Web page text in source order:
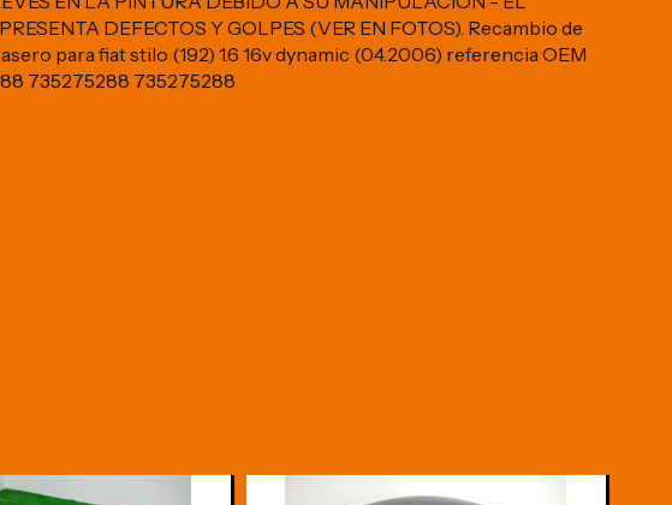
DEFECTOS Y GOLPES (VER EN FOTOS). Recambio de
para fiat stilo (192) 1.6 16v dynamic (04.2006) referencia OEM
735275288 735275288